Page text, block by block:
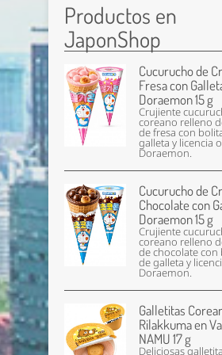
Productos en
JaponShop
Cucurucho de
Fresa con
Doraemon 15 g
Crujiente
coreano relleno
de fresa con
galleta y licencia
Doraemon.
Cucurucho de
Chocolate con
Doraemon 15 g
Crujiente
coreano relleno
de chocolate con
de galleta y
Doraemon.
Galletitas
Rilakkuma en
NAMU 17 g
Deliciosas